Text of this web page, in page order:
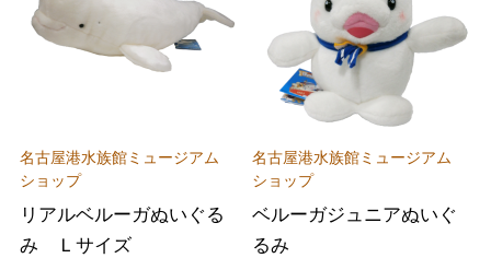
名古屋港水族館ミュージアム
ショップ
リアルベルーガぬいぐる
み Ｌサイズ
名古屋港水族館ミュージアム
ショップ
ベルーガジュニアぬいぐ
るみ